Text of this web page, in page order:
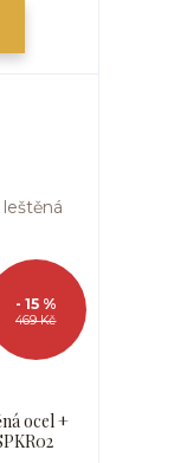
469 Kč
- 15 %
ocel +